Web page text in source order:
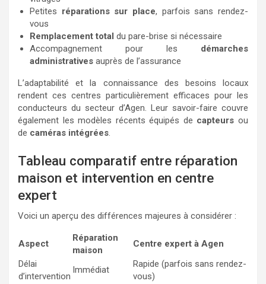
Petites réparations sur place, parfois sans rendez-
vous
Remplacement total du pare-brise si nécessaire
Accompagnement pour les démarches
administratives auprès de l’assurance
L’adaptabilité et la connaissance des besoins locaux
rendent ces centres particulièrement efficaces pour les
conducteurs du secteur d’Agen. Leur savoir-faire couvre
également les modèles récents équipés de capteurs ou
de caméras intégrées
Tableau comparatif entre réparation
maison et intervention en centre
expert
Voici un aperçu des différences majeures à considérer :
Aspect
Réparation
maison
Centre expert à Agen
Délai
d’intervention
Immédiat
Rapide (parfois sans rendez-
vous)